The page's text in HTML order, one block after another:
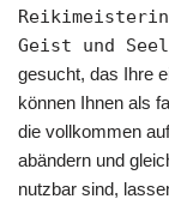
Geist und
gesucht, das Ihre
können Ihnen als
die vollkommen
abändern und
nutzbar sind,